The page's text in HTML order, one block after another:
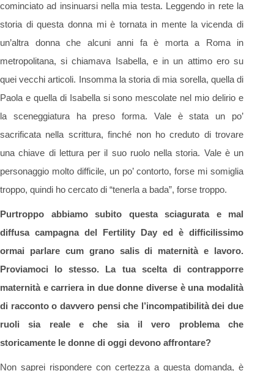
cominciato ad insinuarsi nella mia testa. Leggendo in rete la
storia di questa donna mi è tornata in mente la vicenda di
un’altra donna che alcuni anni fa è morta a Roma in
metropolitana, si chiamava Isabella, e in un attimo ero su
quei vecchi articoli. Insomma la storia di mia sorella, quella di
Paola e quella di Isabella si sono mescolate nel mio delirio e
la sceneggiatura ha preso forma. Vale è stata un po’
sacrificata nella scrittura, finché non ho creduto di trovare
una chiave di lettura per il suo ruolo nella storia. Vale è un
personaggio molto difficile, un po’ contorto, forse mi somiglia
troppo, quindi ho cercato di “tenerla a bada”, forse troppo.
Purtroppo abbiamo subito questa sciagurata e mal
diffusa campagna del Fertility Day ed è difficilissimo
ormai parlare cum grano salis di maternità e lavoro.
Proviamoci lo stesso. La tua scelta di contrapporre
maternità e carriera in due donne diverse è una modalità
di racconto o davvero pensi che l’incompatibilità dei due
ruoli sia reale e che sia il vero problema che
storicamente le donne di oggi devono affrontare?
Non saprei rispondere con certezza a questa domanda, è